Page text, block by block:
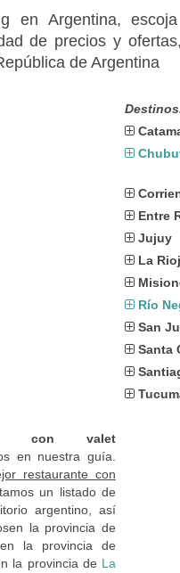
en Argentina,
de precios y
de Argentina
Entre
Jujuy
La
Río
San
Santa
con valet
en nuestra guía.
restaurante con
un listado de
argentino, así
la provincia de
en la provincia de
la provincia de La